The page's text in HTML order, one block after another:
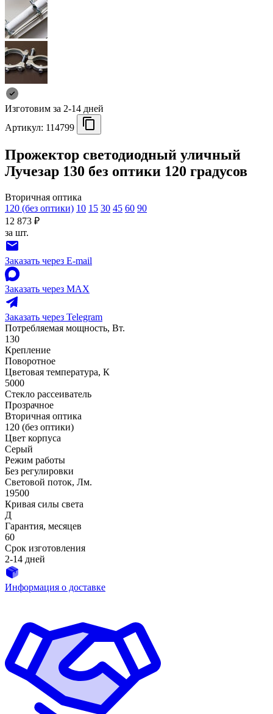
Изготовим за 2-14 дней
Артикул: 114799
Прожектор светодиодный уличный
Лучезар 130 без оптики 120 градусов
Вторичная оптика
120 (без оптики) 10 15 30 45 60 90
12 873 ₽
за шт.
Заказать через E-mail
Заказать через MAX
Заказать через Telegram
Потребляемая мощность, Вт.
130
Крепление
Поворотное
Цветовая температура, К
5000
Стекло рассеиватель
Прозрачное
Вторичная оптика
120 (без оптики)
Цвет корпуса
Серый
Режим работы
Без регулировки
Световой поток, Лм.
19500
Кривая силы света
Д
Гарантия, месяцев
60
Срок изготовления
2-14 дней
Информация о доставке